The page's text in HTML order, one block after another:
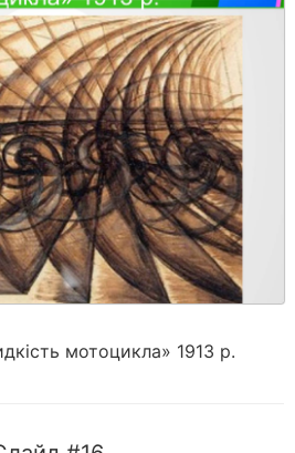
мотоцикла» 1913 р.